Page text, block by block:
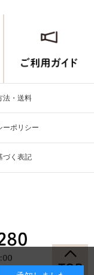
法・送料
ーポリシー
づく表記